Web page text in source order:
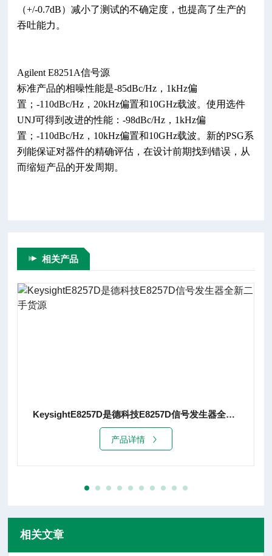
（+/-0.7dB）减小了测试的不确定度，也提高了生产的
吞吐能力。
Agilent E8251A信号源
标准产品的相噪性能是-85dBc/Hz，1kHz偏
置；-110dBc/Hz，20kHz偏置和10GHz载波。使用选件
UNJ可得到改进的性能：-98dBc/Hz，1kHz偏
置；-110dBc/Hz，10kHz偏置和10GHz载波。新的PSG系
列能保证对器件的精确评估，在设计前期找到错误，从
而缩短产品的开发周期。
相关产品
KeysightE8257D是德科技E8257D信号发生器全新二手货源
产品详情
相关文章